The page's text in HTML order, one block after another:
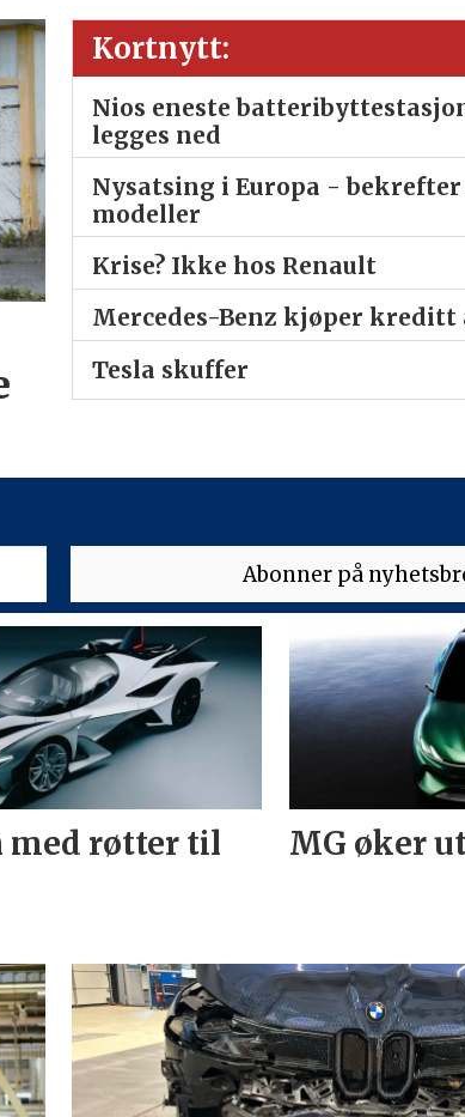
Kortnytt:
Nios eneste
legges ned
Nysatsing i Europa -
modeller
Krise? Ikke hos Renault
Mercedes-Benz kjøper kreditt
Tesla skuffer
røtter til
MG øker